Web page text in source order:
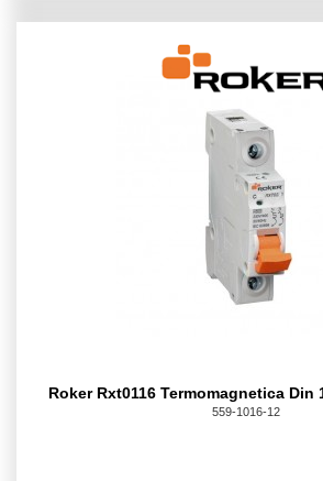
Roker Rxt0116 Termomagnetica Din
559-1016-12